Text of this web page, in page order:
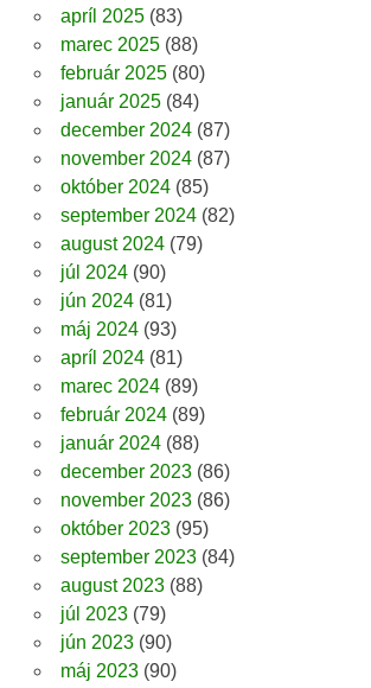
apríl 2025(83)
marec 2025(88)
február 2025(80)
január 2025(84)
december 2024(87)
november 2024(87)
október 2024(85)
september 2024(82)
august 2024(79)
júl 2024(90)
jún 2024(81)
máj 2024(93)
apríl 2024(81)
marec 2024(89)
február 2024(89)
január 2024(88)
december 2023(86)
november 2023(86)
október 2023(95)
september 2023(84)
august 2023(88)
júl 2023(79)
jún 2023(90)
máj 2023(90)